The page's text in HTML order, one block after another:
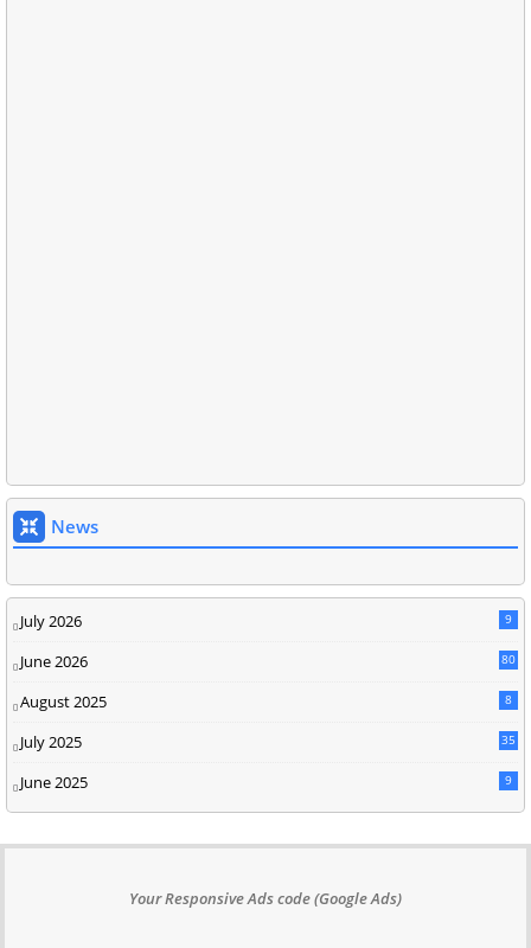
News
July 2026 9
June 2026 80
August 2025 8
July 2025 35
June 2025 9
Your Responsive Ads code (Google Ads)